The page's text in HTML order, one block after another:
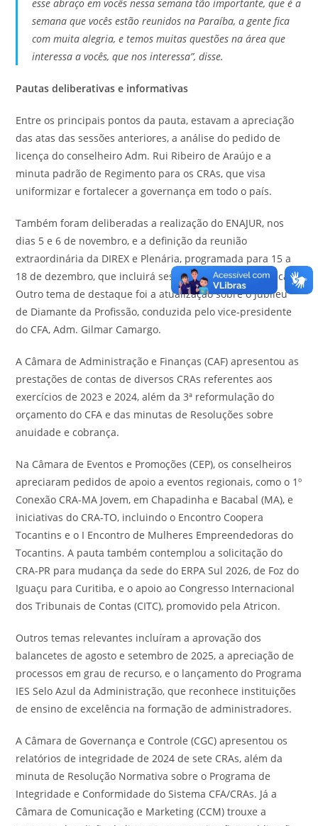
esse abraço em vocês nessa semana tão importante, que é a
semana que vocês estão reunidos na Paraíba, a gente fica
com muita alegria, e temos muitas questões na área que
interessa a vocês, que nos interessa”, disse.
Pautas deliberativas e informativas
Entre os principais pontos da pauta, estavam a apreciação
das atas das sessões anteriores, a análise do pedido de
licença do conselheiro Adm. Rui Ribeiro de Araújo e a
minuta padrão de Regimento para os CRAs, que visa
uniformizar e fortalecer a governança em todo o país.
Também foram deliberadas a realização do ENAJUR, nos
dias 5 e 6 de novembro, e a definição da reunião
extraordinária da DIREX e Plenária, programada para 15 a
18 de dezembro, que incluirá sessão do Tribunal de Ética.
Outro tema de destaque foi a atualização sobre o Jubileu
de Diamante da Profissão, conduzida pelo vice-presidente
do CFA, Adm. Gilmar Camargo.
A Câmara de Administração e Finanças (CAF) apresentou as
prestações de contas de diversos CRAs referentes aos
exercícios de 2023 e 2024, além da 3ª reformulação do
orçamento do CFA e das minutas de Resoluções sobre
anuidade e cobrança.
Na Câmara de Eventos e Promoções (CEP), os conselheiros
apreciaram pedidos de apoio a eventos regionais, como o 1º
Conexão CRA-MA Jovem, em Chapadinha e Bacabal (MA), e
iniciativas do CRA-TO, incluindo o Encontro Coopera
Tocantins e o I Encontro de Mulheres Empreendedoras do
Tocantins. A pauta também contemplou a solicitação do
CRA-PR para mudança da sede do ERPA Sul 2026, de Foz do
Iguaçu para Curitiba, e o apoio ao Congresso Internacional
dos Tribunais de Contas (CITC), promovido pela Atricon.
Outros temas relevantes incluíram a aprovação dos
balancetes de agosto e setembro de 2025, a apreciação de
processos em grau de recurso, e o lançamento do Programa
IES Selo Azul da Administração, que reconhece instituições
de ensino de excelência na formação de administradores.
A Câmara de Governança e Controle (CGC) apresentou os
relatórios de integridade de 2024 de sete CRAs, além da
minuta de Resolução Normativa sobre o Programa de
Integridade e Conformidade do Sistema CFA/CRAs. Já a
Câmara de Comunicação e Marketing (CCM) trouxe a